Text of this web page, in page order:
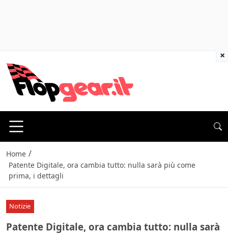
Home /
Patente Digitale, ora cambia tutto: nulla sarà più come
prima, i dettagli
Notizie
Patente Digitale, ora cambia tutto: nulla sarà
×